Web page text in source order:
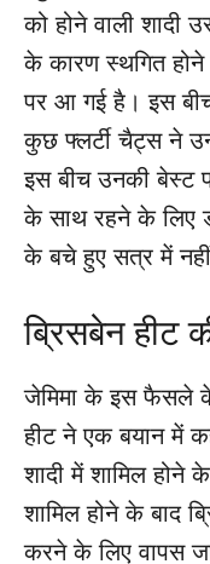
को होने वाली शादी
के कारण स्थगित
पर आ गई है। इस
कुछ फ्लर्टी चैट्स ने
इस बीच उनकी बेस्ट
के साथ रहने के लिए
के बचे हुए सत्र में
ब्रिसबेन हीट
जेमिमा के इस फैसले के
हीट ने एक बयान में
शादी में शामिल होने
शामिल होने के बाद
करने के लिए वापस